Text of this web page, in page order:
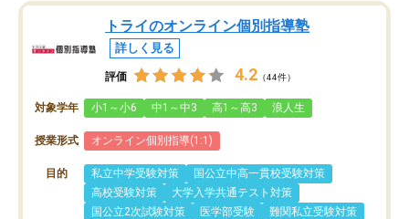
トライのオンライン個別指導塾
詳しく見る
評価 4.2 （44件）
対象学年 小1～小6 中1～中3 高1～高3 浪人生
授業形式 オンライン個別指導(1:1)
目的 私立中学受験対策
国公立中高一貫校受験対策
高校受験対策
大学入学共通テスト対策
国公立2次試験対策
医学部受験
難関私立受験対策